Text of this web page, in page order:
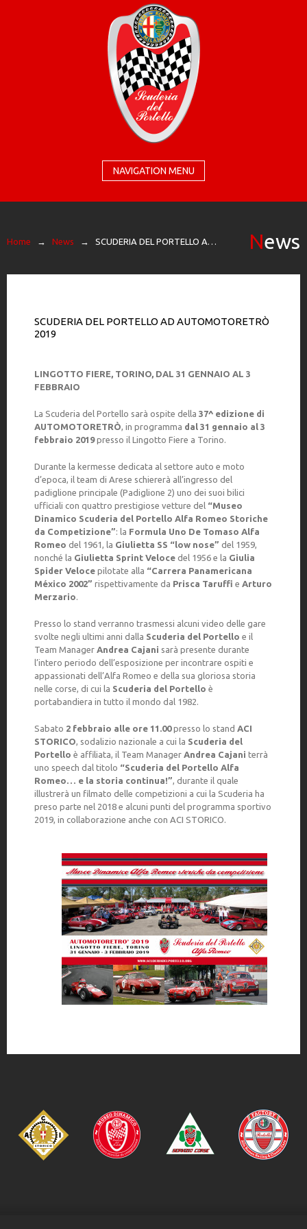
NAVIGATION MENU
Home → News → SCUDERIA DEL PORTELLO AD AUTOMOTORETRÒ 2019 News
SCUDERIA DEL PORTELLO AD AUTOMOTORETRÒ
2019
LINGOTTO FIERE, TORINO, DAL 31 GENNAIO AL 3
FEBBRAIO
La Scuderia del Portello sarà ospite della 37^ edizione di
AUTOMOTORETRÒ, in programma dal 31 gennaio al 3
febbraio 2019presso il Lingotto Fiere a Torino.
Durante la kermesse dedicata al settore auto e moto
d’epoca, il team di Arese schiererà all’ingresso del
padiglione principale (Padiglione 2) uno dei suoi bilici
ufficiali con quattro prestigiose vetture del “Museo
Dinamico Scuderia del Portello Alfa Romeo Storiche
da Competizione”: la Formula Uno De Tomaso Alfa
Romeo del 1961, la Giulietta SS “low nose” del 1959,
nonché la Giulietta Sprint Veloce del 1956 e la Giulia
Spider Veloce pilotate alla “Carrera Panamericana
México 2002” rispettivamente da Prisca Taruffi e Arturo
Merzario.
Presso lo stand verranno trasmessi alcuni video delle gare
svolte negli ultimi anni dalla Scuderia del Portello e il
Team Manager Andrea Cajani sarà presente durante
l’intero periodo dell’esposizione per incontrare ospiti e
appassionati dell’Alfa Romeo e della sua gloriosa storia
nelle corse, di cui la Scuderia del Portello è
portabandiera in tutto il mondo dal 1982.
Sabato 2 febbraio alle ore 11.00presso lo stand ACI
STORICO, sodalizio nazionale a cui la Scuderia del
Portello è affiliata, il Team Manager Andrea Cajani terrà
uno speech dal titolo “Scuderia del Portello Alfa
Romeo… e la storia continua!”, durante il quale
illustrerà un filmato delle competizioni a cui la Scuderia ha
preso parte nel 2018 e alcuni punti del programma sportivo
2019, in collaborazione anche con ACI STORICO.